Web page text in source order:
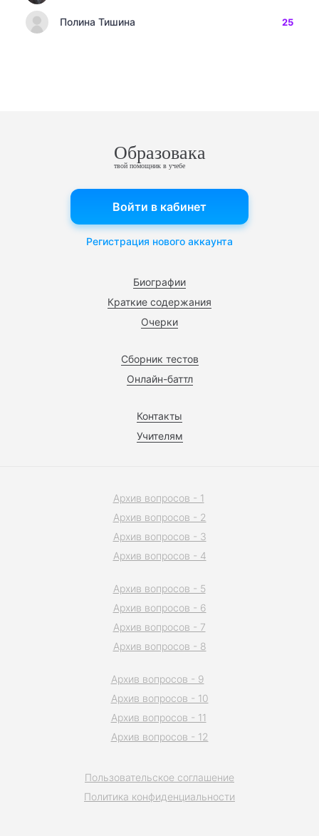
Полина Тишина 25
Образовака
твой помощник в учебе
Биографии
Краткие содержания
Очерки
Сборник тестов
Онлайн-баттл
Контакты
Учителям
Войти в кабинет
Регистрация нового аккаунта
Пользовательское соглашение
Политика конфиденциальности
Архив вопросов - 1
Архив вопросов - 2
Архив вопросов - 3
Архив вопросов - 4
Архив вопросов - 5
Архив вопросов - 6
Архив вопросов - 7
Архив вопросов - 8
Архив вопросов - 9
Архив вопросов - 10
Архив вопросов - 11
Архив вопросов - 12